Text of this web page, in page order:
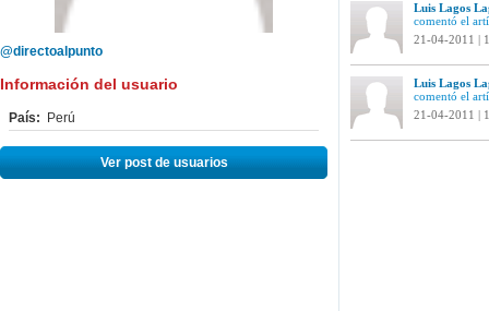
@directoalpunto
Información del usuario
País: Perú
Ver post de usuarios
Luis Lagos
comentó el
21-04-2011 |
Luis Lagos
comentó el
21-04-2011 |